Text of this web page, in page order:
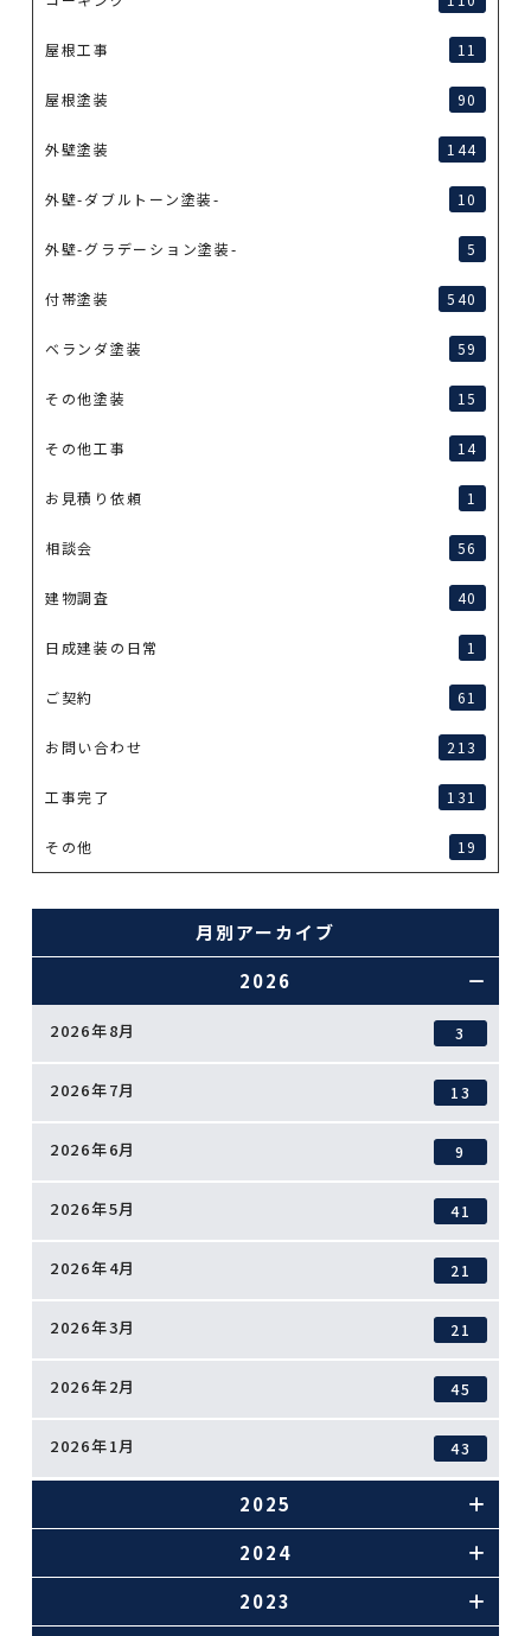
屋根工事 11
屋根塗装 90
外壁塗装 144
外壁-ダブルトーン塗装- 10
外壁-グラデーション塗装- 5
付帯塗装 540
ベランダ塗装 59
その他塗装 15
その他工事 14
お見積り依頼 1
相談会 56
建物調査 40
日成建装の日常 1
ご契約 61
お問い合わせ 213
工事完了 131
その他 19
月別アーカイブ
2026
2026年8月 3
2026年7月 13
2026年6月 9
2026年5月 41
2026年4月 21
2026年3月 21
2026年2月 45
2026年1月 43
2025
2024
2023